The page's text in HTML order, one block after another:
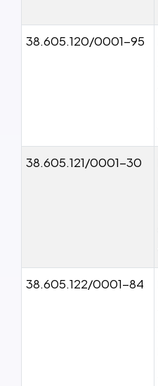
38.605.120/0001-95
38.605.121/0001-30
38.605.122/0001-84